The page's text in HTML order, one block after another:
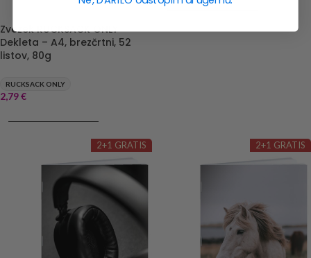
Zvezek RUCKSACK ONLY
Dekleta – A4, brezčrtni, 52
listov, 80g
RUCKSACK ONLY
2,79€
DODAJ V KOŠARICO
2+1 GRATIS 2+1 GRATIS